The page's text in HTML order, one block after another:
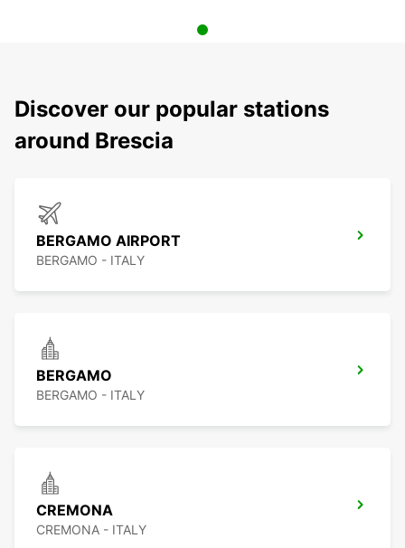
Discover our popular stations
around Brescia
BERGAMO AIRPORT
BERGAMO - ITALY
BERGAMO
BERGAMO - ITALY
CREMONA
CREMONA - ITALY